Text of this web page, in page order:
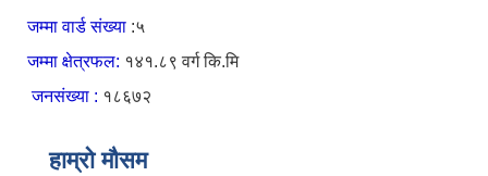
जम्मा वार्ड संख्या :५
जम्मा क्षेत्रफल: १४१.८९ वर्ग कि.मि
जनसंख्या : १८६७२
हाम्रो मौसम